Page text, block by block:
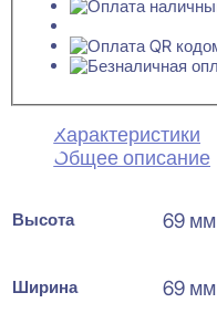
Характеристики
Общее описание
Высота 69 мм
Ширина 69 мм